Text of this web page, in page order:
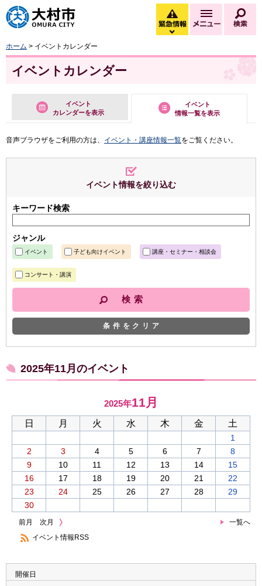
大村市
緊急情報
緊急情報を開く
メニュー
ホーム > イベントカレンダー
イベントカレンダー
イベント
カレンダーを表示
イベント
情報一覧を表示
音声ブラウザをご利用の方は、 イベント・講座情報一覧をご覧ください。
イベント情報を絞り込む
キーワード検索
ジャンル
イベント 子ども向けイベント 講座・セミナー・相談会
コンサート・講演
条件をクリア
2025年11月のイベント
2025年11月
日 月 火 水 木 金 土
1
2
3 4 5 6 7
8
9
10 11 12 13 14
15
16
17 18 19 20 21
22
23
24 25 26 27 28
29
30
前月 一覧へ
次月
イベント情報RSS
開催日